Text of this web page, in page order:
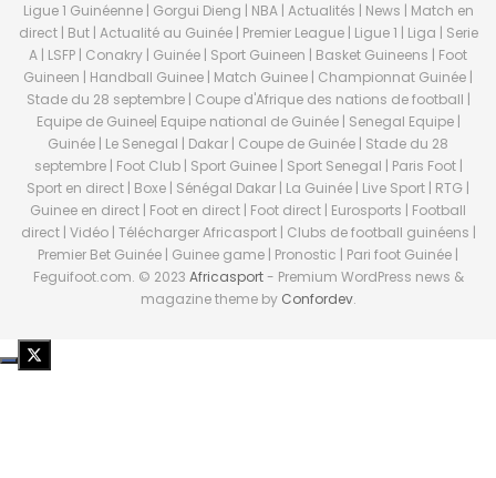
Ligue 1 Guinéenne | Gorgui Dieng | NBA | Actualités | News | Match en
direct | But | Actualité au Guinée | Premier League | Ligue 1 | Liga | Serie
A | LSFP | Conakry | Guinée | Sport Guineen | Basket Guineens | Foot
Guineen | Handball Guinee | Match Guinee | Championnat Guinée |
Stade du 28 septembre | Coupe d'Afrique des nations de football |
Equipe de Guinee| Equipe national de Guinée | Senegal Equipe |
Guinée | Le Senegal | Dakar | Coupe de Guinée | Stade du 28
septembre | Foot Club | Sport Guinee | Sport Senegal | Paris Foot |
Sport en direct | Boxe | Sénégal Dakar | La Guinée | Live Sport | RTG |
Guinee en direct | Foot en direct | Foot direct | Eurosports | Football
direct | Vidéo | Télécharger Africasport | Clubs de football guinéens |
Premier Bet Guinée | Guinee game | Pronostic | Pari foot Guinée |
Feguifoot.com. © 2023 Africasport- Premium WordPress news &
magazine theme by Confordev.